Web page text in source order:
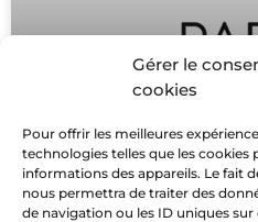
Gérer le
cookies
Pour offrir les meilleures
technologies telles que les
informations des appareils. Le fait
nous permettra de traiter des
de navigation ou les ID uniques sur
ISCOM – Des
rescousse
Des étudiants de l’ISCOM,
communication et publicité
MNE